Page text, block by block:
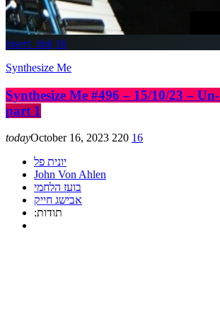
insert_link 16
Synthesize Me
Synthesize Me #496 – 15/10/23 –
part 1
todayOctober 16, 2023 220 16
יונית פל
John Von Ahlen
בועז הלחמי
אבישג חייק
:תודות